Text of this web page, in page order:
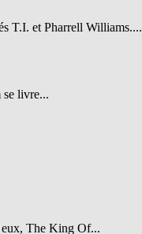
T.I. et Pharrell Williams....
se livre...
eux, The King Of...